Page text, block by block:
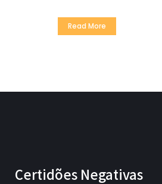
Read More
Certidões Negativas